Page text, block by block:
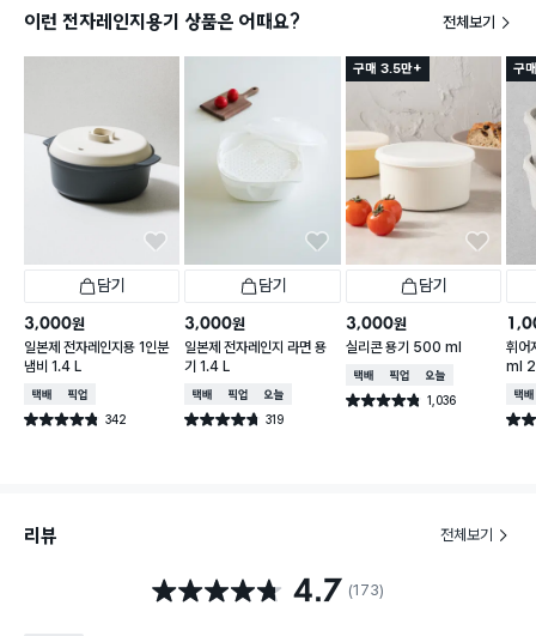
이런 전자레인지용기 상품은 어때요? 전체보기
담기
3,000원
일본제 전자레인지용 1인분
냄비 1.4 L
택배배송매장픽업
별점 4.8점 342
건 작성
담기
3,000원
일본제 전자레인지 라면 용
기 1.4 L
택배배송매장픽업오늘배송
별점 4.7점 319
건 작성
구매 3.5만+
담기
3,000원
실리콘 용기 500 ml
택배배송매장픽업오늘배송
별점 4.8점 1,036
건 작성
구
휘어
ml 2
택배
별점
리뷰 전체보기
별점 4.7점 4.7 (173)